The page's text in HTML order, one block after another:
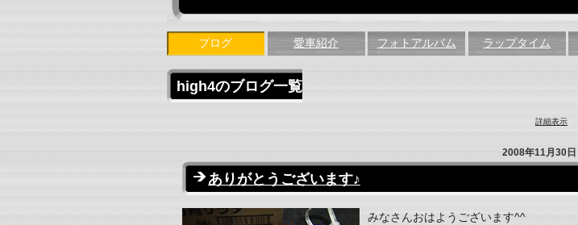
ブログ 愛車紹介 フォトアルバム ラップタイム
high4のブログ一覧
詳細表示
2008年11月30日
ありがとうございます♪
みなさんおはようございます^^